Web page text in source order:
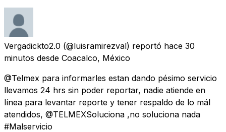
Vergadickto2.0 (@luisramirezval) reportó hace 30
minutos desde Coacalco, México
@Telmex para informarles estan dando pésimo servicio
llevamos 24 hrs sin poder reportar, nadie atiende en
línea para levantar reporte y tener respaldo de lo mál
atendidos, @TELMEXSoluciona ,no soluciona nada
#Malservicio